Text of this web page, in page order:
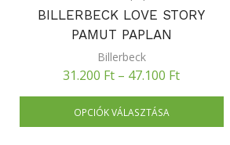
BILLERBECK LOVE STORY
PAMUT PAPLAN
Billerbeck
31.200 Ft – 47.100 Ft
OPCIÓK VÁLASZTÁSA